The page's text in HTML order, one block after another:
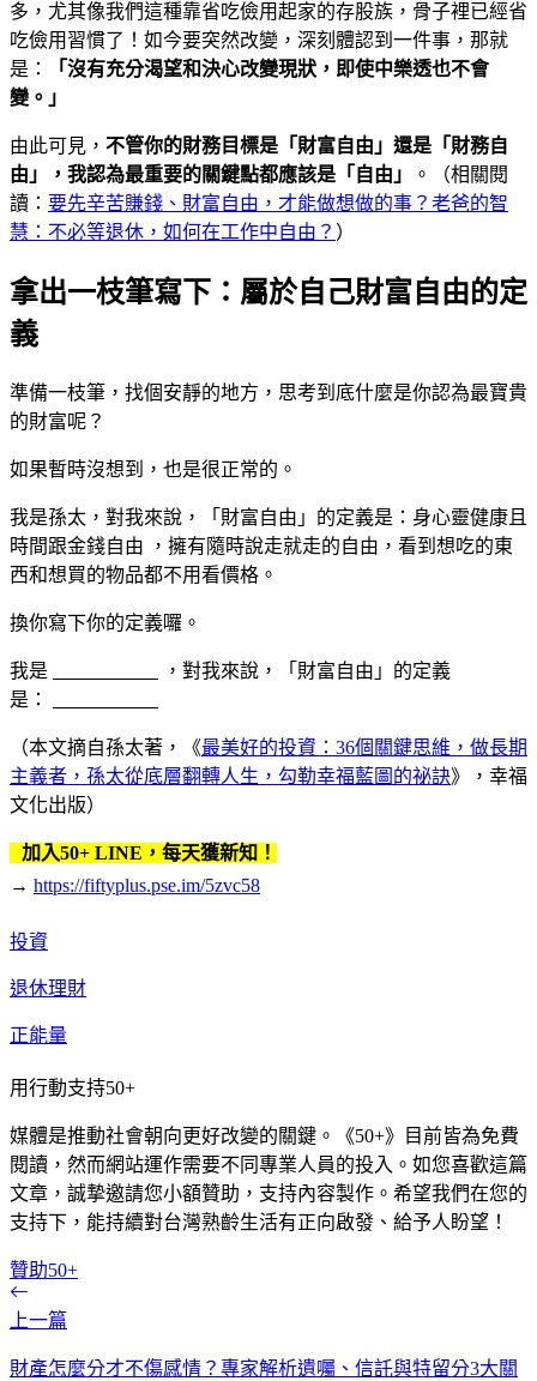
多，尤其像我們這種靠省吃儉用起家的存股族，骨子裡已經省
吃儉用習慣了！如今要突然改變，深刻體認到一件事，那就
是：
「沒有充分渴望和決心改變現狀，即使中樂透也不會
變。」
由此可見， 不管你的財務目標是「財富自由」還是「財務自
由」，我認為最重要的關鍵點都應該是「自由」
。（相關閱
讀： 要先辛苦賺錢、財富自由，才能做想做的事？老爸的智
慧：不必等退休，如何在工作中自由？ ）
拿出一枝筆寫下：屬於自己財富自由的定
義
準備一枝筆，找個安靜的地方，思考到底什麼是你認為最寶貴
的財富呢？
如果暫時沒想到，也是很正常的。
我是孫太，對我來說，「財富自由」的定義是：身心靈健康且
時間跟金錢自由 ，擁有隨時說走就走的自由，看到想吃的東
西和想買的物品都不用看價格。
換你寫下你的定義囉。
我是
，對我來說，「財富自由」的定義
是：
（本文摘自孫太著，《最美好的投資：36個關鍵思維，做長期
主義者，孫太從底層翻轉人生，勾勒幸福藍圖的祕訣》，幸福
文化出版）
加入50+ LINE，每天獲新知！
→ https://fiftyplus.pse.im/5zvc58
投資
退休理財
正能量
用行動支持50+
媒體是推動社會朝向更好改變的關鍵。《50+》目前皆為免費
閱讀，然而網站運作需要不同專業人員的投入。如您喜歡這篇
文章，誠摯邀請您小額贊助，支持內容製作。希望我們在您的
支持下，能持續對台灣熟齡生活有正向啟發、給予人盼望！
贊助50+
上一篇
財產怎麼分才不傷感情？專家解析遺囑、信託與特留分3大關